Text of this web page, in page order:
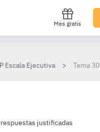
Mes gratis
Escala Ejecutiva Tema 30
justificadas